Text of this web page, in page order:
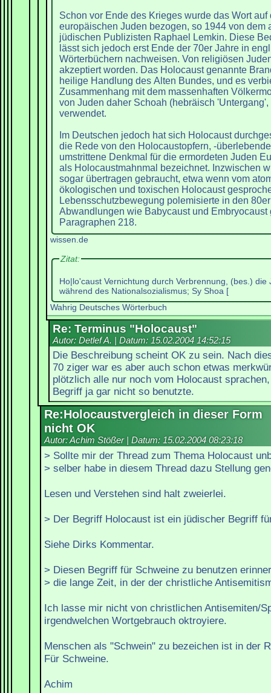
Schon vor Ende des Krieges wurde das Wort auf
europäischen Juden bezogen, so 1944 von dem
jüdischen Publizisten Raphael Lemkin. Diese
lässt sich jedoch erst Ende der 70er Jahre in
Wörterbüchern nachweisen. Von religiösen
akzeptiert worden. Das Holocaust genannte
heilige Handlung des Alten Bundes, und es
Zusammenhang mit dem massenhaften
von Juden daher Schoah (hebräisch 'Untergang',
verwendet.
Im Deutschen jedoch hat sich Holocaust
die Rede von den Holocaustopfern, -
umstrittene Denkmal für die ermordeten Juden
als Holocaustmahnmal bezeichnet. Inzwischen
sogar übertragen gebraucht, etwa wenn vom
ökologischen und toxischen Holocaust
Lebensschutzbewegung polemisierte in den
Abwandlungen wie Babycaust und Embryocaust
Paragraphen 218.
wissen.de
Zitat:
Ho|lo'caust Vernichtung durch Verbrennung, (bes.) die
während des Nationalsozialismus; Sy Shoa [
Wahrig Deutsches Wörterbuch
Re: Terminus "Holocaust"
Autor: Detlef A. | Datum: 15.02.2004 14:52:15
Die Beschreibung scheint OK zu sein. Nach
70 ziger war es aber auch schon etwas
plötzlich alle nur noch vom Holocaust
Begriff ja gar nicht so benutzte.
Re:Holocaustvergleich in dieser Form
nicht OK
Autor: Achim Stößer | Datum: 15.02.2004 08:23:18
> Sollte mir der Thread zum Thema Holocaust
> selber habe in diesem Thread dazu Stellung
Lesen und Verstehen sind halt zweierlei.
> Der Begriff Holocaust ist ein jüdischer Begriff
Siehe Dirks Kommentar.
> Diesen Begriff für Schweine zu benutzen
> die lange Zeit, in der der christliche
Ich lasse mir nicht von christlichen Antisemiten/
irgendwelchen Wortgebrauch oktroyiere.
Menschen als "Schwein" zu bezeichen ist in der
Für Schweine.
Achim